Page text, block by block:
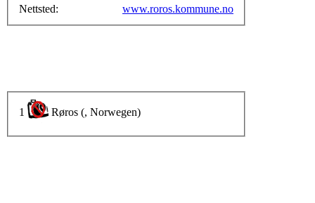
Nettsted:
www.roros.kommune.no
1 Røros (, Norwegen)